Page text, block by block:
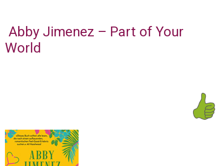
Abby Jimenez – Part of Your
World